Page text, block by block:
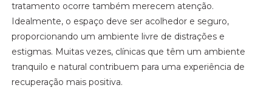
tratamento ocorre também merecem atenção.
Idealmente, o espaço deve ser acolhedor e seguro,
proporcionando um ambiente livre de distrações e
estigmas. Muitas vezes, clínicas que têm um ambiente
tranquilo e natural contribuem para uma experiência de
recuperação mais positiva.